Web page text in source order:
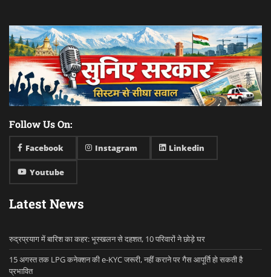
Follow Us On:
Facebook Instagram Linkedin
Youtube
Latest News
रुद्रप्रयाग में बारिश का कहर: भूस्खलन से दहशत, 10 परिवारों ने छोड़े घर
15 अगस्त तक LPG कनेक्शन की e-KYC जरूरी, नहीं कराने पर गैस आपूर्ति हो सकती है
प्रभावित